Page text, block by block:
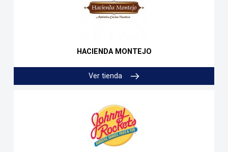
HACIENDA MONTEJO
Ver tienda